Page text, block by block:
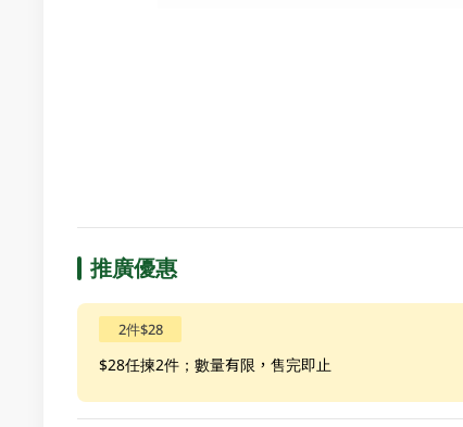
推廣優惠
2件$28
$28任揀2件；數量有限，售完即止